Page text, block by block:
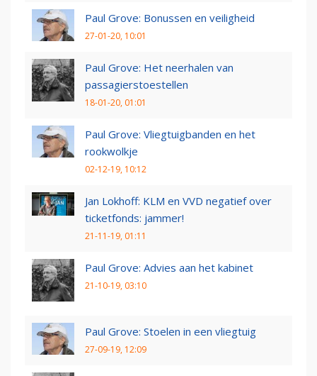
Paul Grove: Bonussen en veiligheid
27-01-20, 10:01
Paul Grove: Het neerhalen van
passagierstoestellen
18-01-20, 01:01
Paul Grove: Vliegtuigbanden en het
rookwolkje
02-12-19, 10:12
Jan Lokhoff: KLM en VVD negatief over
ticketfonds: jammer!
21-11-19, 01:11
Paul Grove: Advies aan het kabinet
21-10-19, 03:10
Paul Grove: Stoelen in een vliegtuig
27-09-19, 12:09